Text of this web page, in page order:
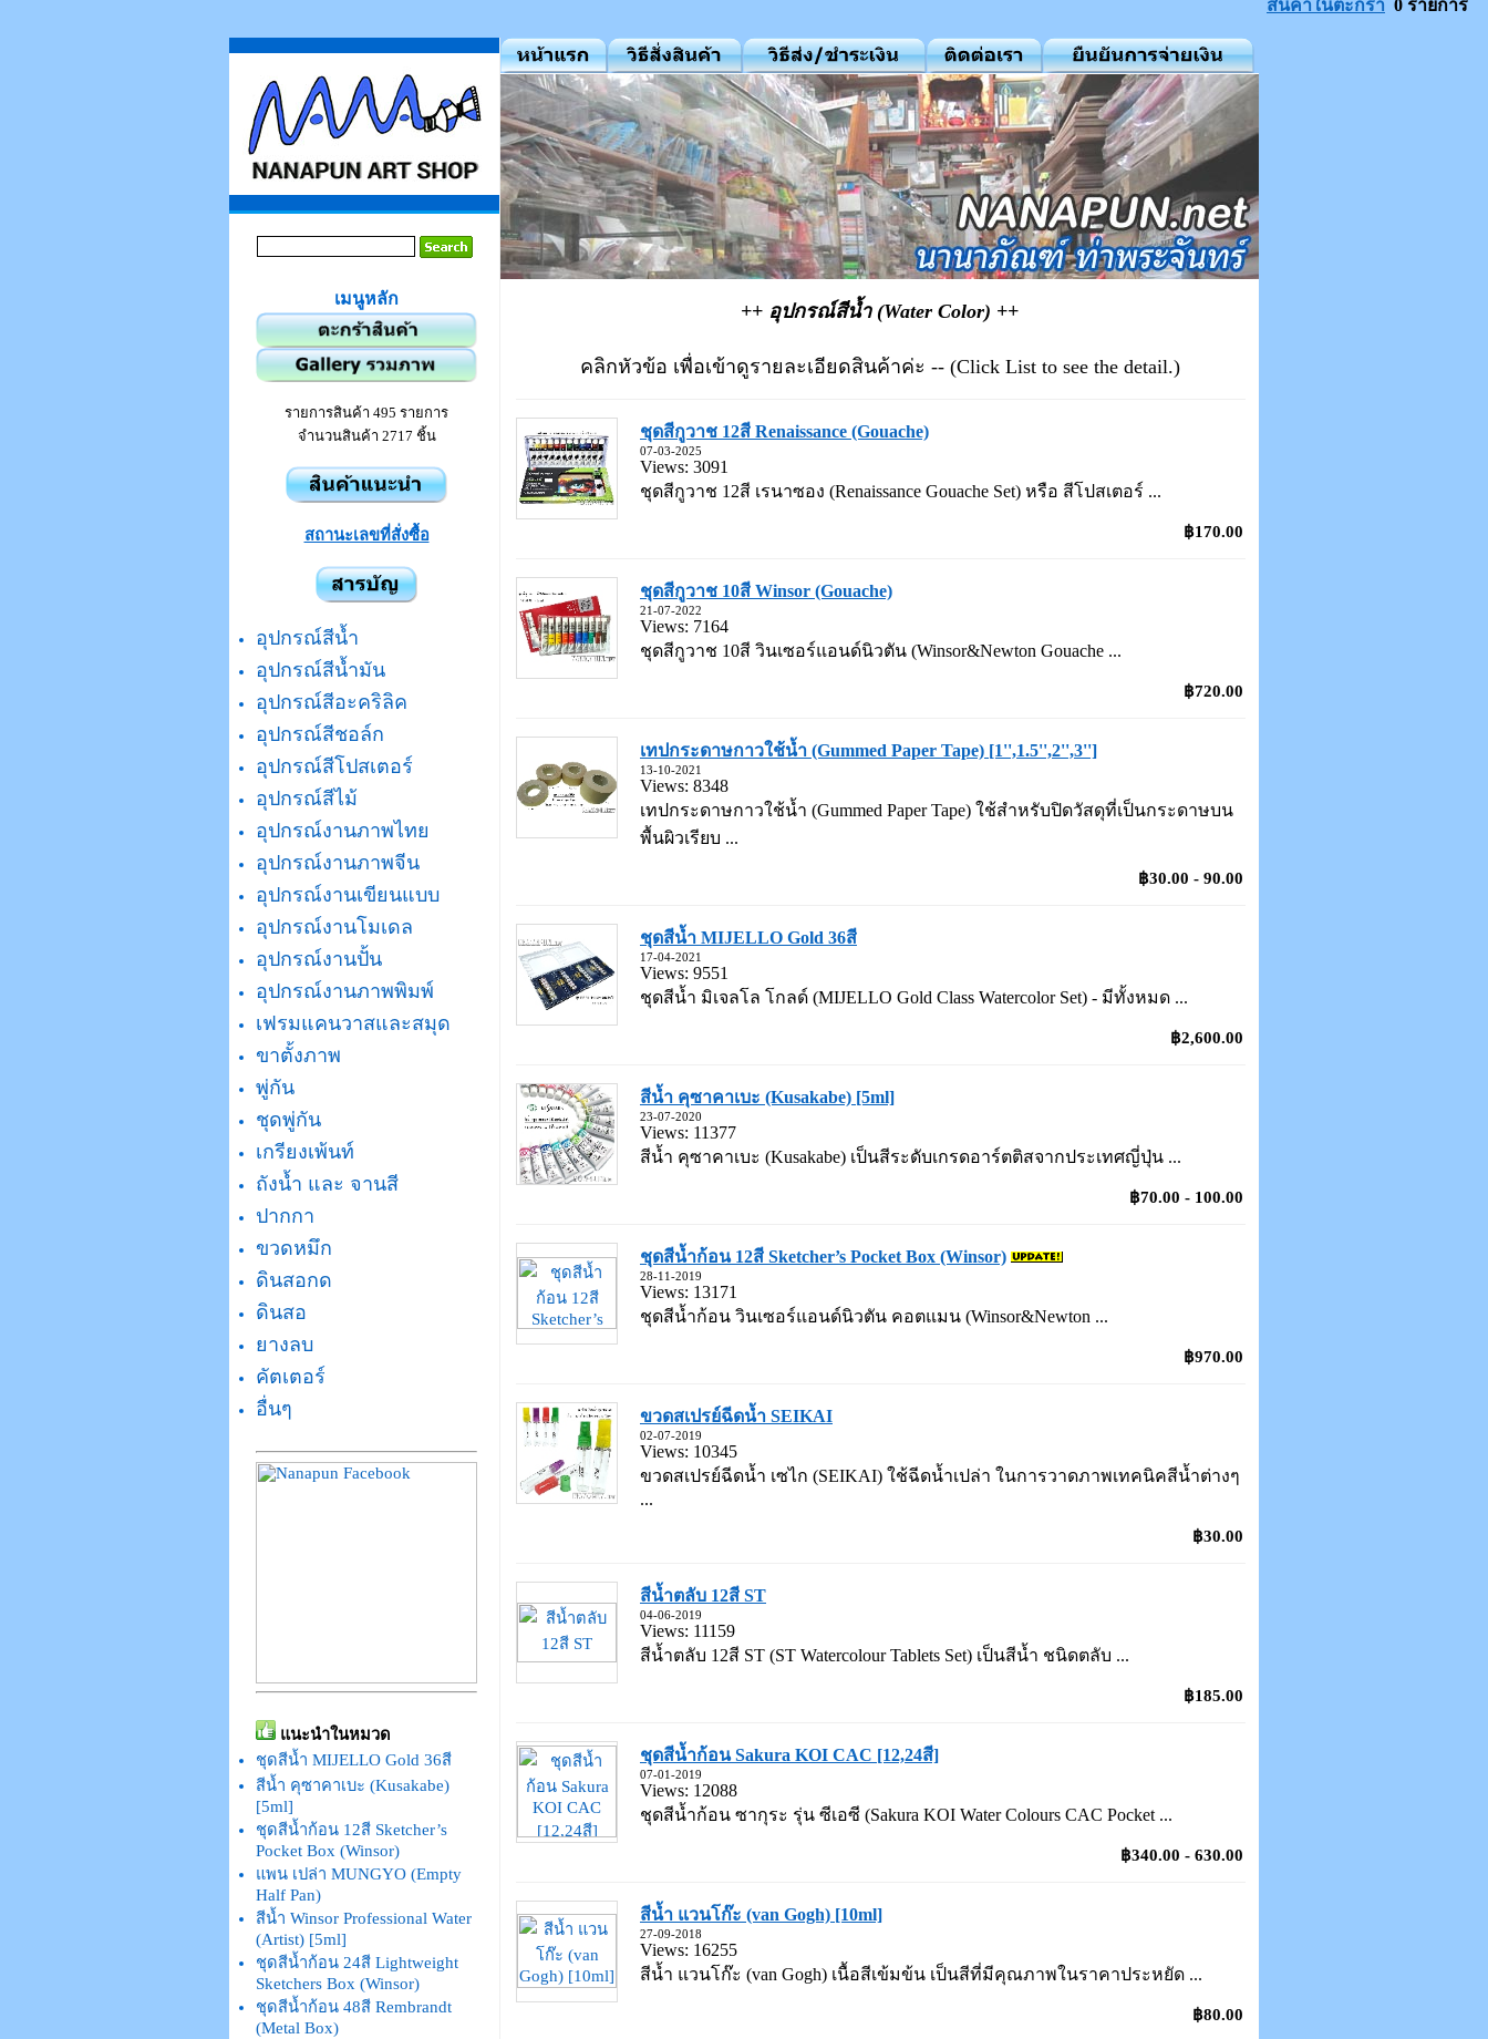
เมนูหลัก
สินค้าในตะกร้า 0 รายการ
รายการสินค้า 495 รายการ
จำนวนสินค้า 2717 ชิ้น
สถานะเลขที่สั่งซื้อ
อุปกรณ์สีน้ำ
อุปกรณ์สีน้ำมัน
อุปกรณ์สีอะคริลิค
อุปกรณ์สีชอล์ก
อุปกรณ์สีโปสเตอร์
อุปกรณ์สีไม้
อุปกรณ์งานภาพไทย
อุปกรณ์งานภาพจีน
อุปกรณ์งานเขียนแบบ
อุปกรณ์งานโมเดล
อุปกรณ์งานปั้น
อุปกรณ์งานภาพพิมพ์
เฟรมแคนวาสและสมุด
ขาตั้งภาพ
พู่กัน
ชุดพู่กัน
เกรียงเพ้นท์
ถังน้ำ และ จานสี
ปากกา
ขวดหมึก
ดินสอกด
ดินสอ
ยางลบ
คัตเตอร์
อื่นๆ
แนะนำในหมวด
ชุดสีน้ำ MIJELLO Gold 36สี
สีน้ำ คุซาคาเบะ (Kusakabe)
[5ml]
ชุดสีน้ำก้อน 12สี Sketcher’s
Pocket Box (Winsor)
แพน เปล่า MUNGYO (Empty
Half Pan)
สีน้ำ Winsor Professional Water
(Artist) [5ml]
ชุดสีน้ำก้อน 24สี Lightweight
Sketchers Box (Winsor)
ชุดสีน้ำก้อน 48สี Rembrandt
(Metal Box)
++ อุปกรณ์สีน้ำ (Water Color) ++
คลิกหัวข้อ เพื่อเข้าดูรายละเอียดสินค้าค่ะ -- (Click List to see the detail.)
ชุดสีกูวาช 12สี Renaissance (Gouache)
07-03-2025
Views: 3091
ชุดสีกูวาช 12สี เรนาซอง (Renaissance Gouache Set) หรือ สีโปสเตอร์ ...
฿170.00
ชุดสีกูวาช 10สี Winsor (Gouache)
21-07-2022
Views: 7164
ชุดสีกูวาช 10สี วินเซอร์แอนด์นิวตัน (Winsor&Newton Gouache ...
฿720.00
เทปกระดาษกาวใช้น้ำ (Gummed Paper Tape) [1'',1.5'',2'',3'']
13-10-2021
Views: 8348
เทปกระดาษกาวใช้น้ำ (Gummed Paper Tape) ใช้สำหรับปิดวัสดุที่เป็นกระดาษบน
พื้นผิวเรียบ ...
฿30.00 - 90.00
ชุดสีน้ำ MIJELLO Gold 36สี
17-04-2021
Views: 9551
ชุดสีน้ำ มิเจลโล โกลด์ (MIJELLO Gold Class Watercolor Set) - มีทั้งหมด ...
฿2,600.00
สีน้ำ คุซาคาเบะ (Kusakabe) [5ml]
23-07-2020
Views: 11377
สีน้ำ คุซาคาเบะ (Kusakabe) เป็นสีระดับเกรดอาร์ตติสจากประเทศญี่ปุ่น ...
฿70.00 - 100.00
ชุดสีน้ำก้อน 12สี Sketcher’s Pocket Box (Winsor)
28-11-2019
Views: 13171
ชุดสีน้ำก้อน วินเซอร์แอนด์นิวตัน คอตแมน (Winsor&Newton ...
฿970.00
ขวดสเปรย์ฉีดน้ำ SEIKAI
02-07-2019
Views: 10345
ขวดสเปรย์ฉีดน้ำ เซไก (SEIKAI) ใช้ฉีดน้ำเปล่า ในการวาดภาพเทคนิคสีน้ำต่างๆ
...
฿30.00
สีน้ำตลับ 12สี ST
04-06-2019
Views: 11159
สีน้ำตลับ 12สี ST (ST Watercolour Tablets Set) เป็นสีน้ำ ชนิดตลับ ...
฿185.00
ชุดสีน้ำก้อน Sakura KOI CAC [12,24สี]
07-01-2019
Views: 12088
ชุดสีน้ำก้อน ซากุระ รุ่น ซีเอซี (Sakura KOI Water Colours CAC Pocket ...
฿340.00 - 630.00
สีน้ำ แวนโก๊ะ (van Gogh) [10ml]
27-09-2018
Views: 16255
สีน้ำ แวนโก๊ะ (van Gogh) เนื้อสีเข้มข้น เป็นสีที่มีคุณภาพในราคาประหยัด ...
฿80.00